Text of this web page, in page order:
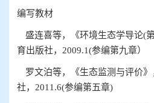
编写教材
盛连喜等，《环境生态学导论(
育出版社， 2009.1(参编第九章）
罗文泊等，《生态监测与评价》
社， 2011.6(参编第五章)